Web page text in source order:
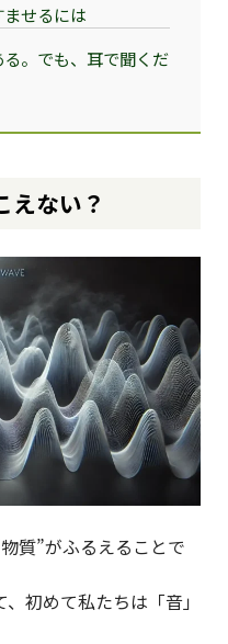
せるには
。でも、耳で聞くだ
えない？
質”がふるえることで
初めて私たちは「音」